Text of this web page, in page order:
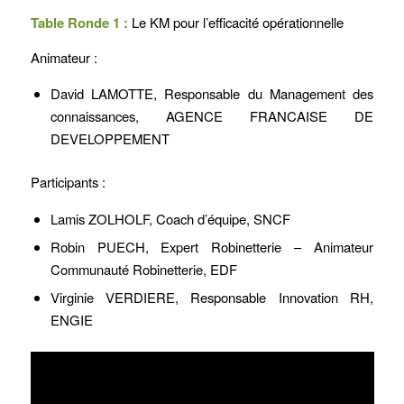
Table Ronde 1 : Le KM pour l’efficacité opérationnelle
Animateur :
David LAMOTTE, Responsable du Management des
connaissances, AGENCE FRANCAISE DE
DEVELOPPEMENT
Participants :
Lamis ZOLHOLF, Coach d’équipe, SNCF
Robin PUECH, Expert Robinetterie – Animateur
Communauté Robinetterie, EDF
Virginie VERDIERE, Responsable Innovation RH,
ENGIE